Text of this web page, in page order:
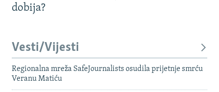
dobija?
Vesti/Vijesti
Regionalna mreža SafeJournalists osudila prijetnje smrću
Veranu Matiću